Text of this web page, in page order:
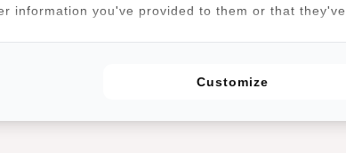
- Die Laptoptaschen sind aus wasserdichtem PU/
Hauptfach enthält ein gepolstertes Laptopfach (35x26
verschließbaren Fächern an der Innen- und Außenseite
information you've provided to them or that
Customize